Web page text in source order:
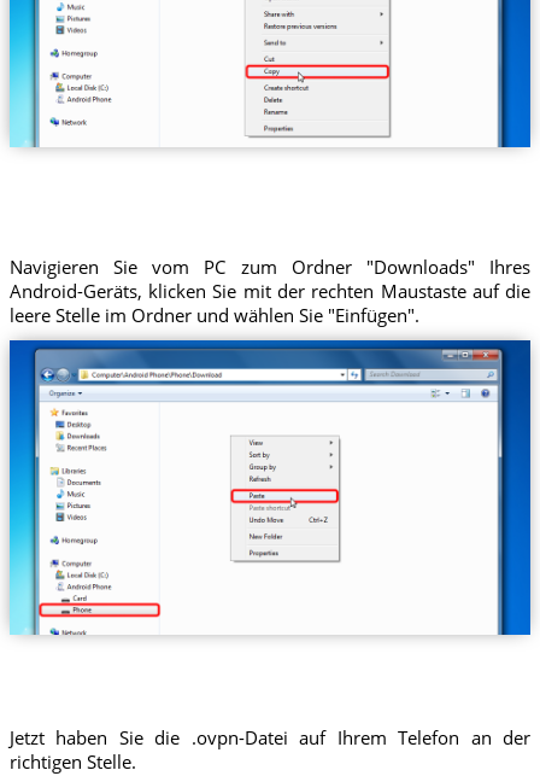
Navigieren Sie vom PC zum Ordner "Downloads" Ihres
Android-Geräts, klicken Sie mit der rechten Maustaste auf die
leere Stelle im Ordner und wählen Sie "Einfügen".
Jetzt haben Sie die .ovpn-Datei auf Ihrem Telefon an der
richtigen Stelle.